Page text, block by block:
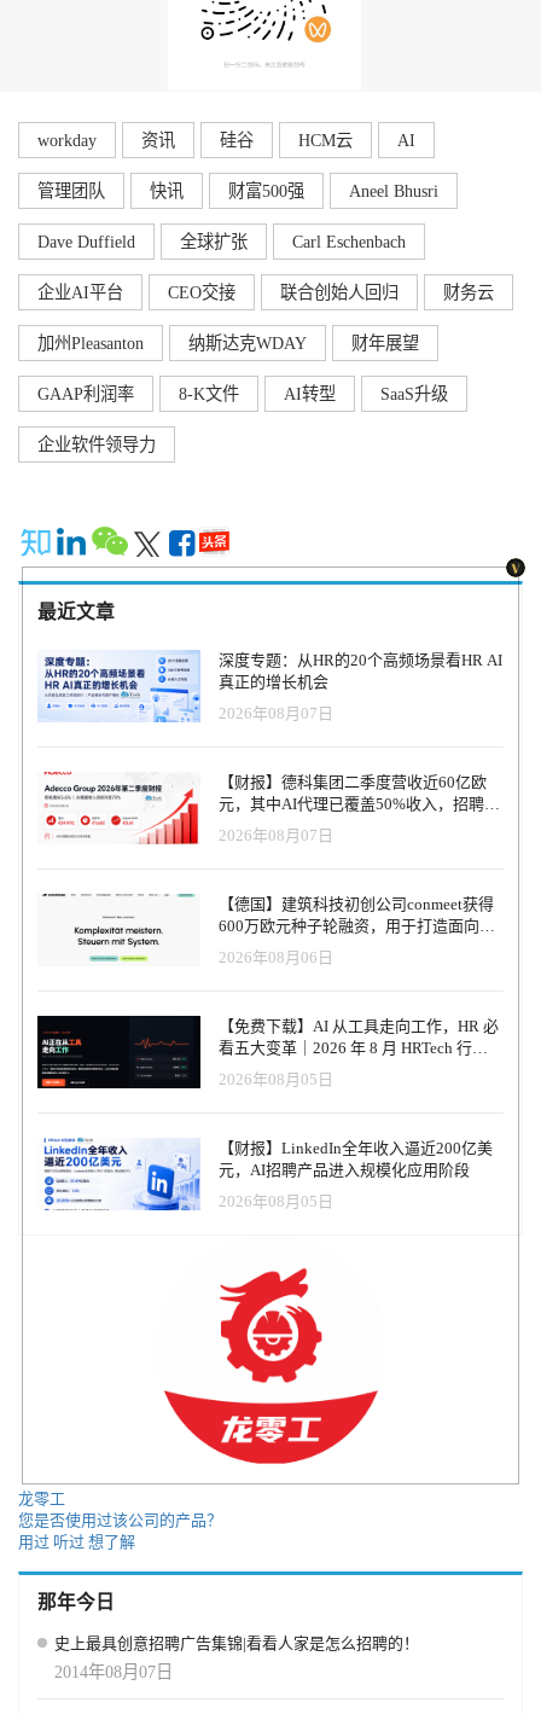
workday 资讯 硅谷 HCM云 AI
管理团队 快讯 财富500强 Aneel Bhusri
Dave Duffield 全球扩张 Carl Eschenbach
企业AI平台 CEO交接 联合创始人回归 财务云
加州Pleasanton 纳斯达克WDAY 财年展望
GAAP利润率 8-K文件 AI转型 SaaS升级
企业软件领导力
最近文章
深度专题：从HR的20个高频场景看HR AI
真正的增长机会
2026年08月07日
【财报】德科集团二季度营收近60亿欧
元，其中AI代理已覆盖50%收入，招聘服
务进入运营重构阶段
2026年08月07日
【德国】建筑科技初创公司conmeet获得
600万欧元种子轮融资，用于打造面向贸
易和建筑行业的AI操作系统
2026年08月06日
【免费下载】AI 从工具走向工作，HR 必
看五大变革｜2026 年 8 月 HRTech 行业
观察报告
2026年08月05日
【财报】LinkedIn全年收入逼近200亿美
元，AI招聘产品进入规模化应用阶段
2026年08月05日
龙零工
您是否使用过该公司的产品？
用过 听过 想了解
那年今日
史上最具创意招聘广告集锦|看看人家是怎么招聘的！
2014年08月07日